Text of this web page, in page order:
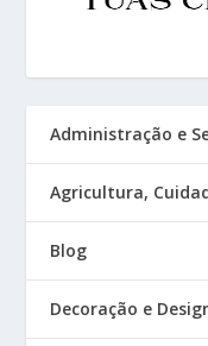
Administração e
Agricultura,
Blog
Decoração e